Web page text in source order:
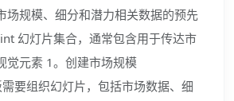
场规模、细分和潜力相关数据的预先
幻灯片集合，通常包含用于传达市
觉元素 1。创建市场规模
要组织幻灯片，包括市场数据、细